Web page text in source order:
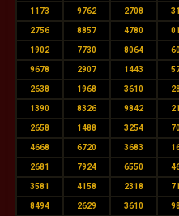
1173 9762 2708
2756 8857 4780
1902 7730 8064
9678 2907 1443
2638 1968 3610
1390 8326 9842
2658 1488 3254
4668 6720 3683
2681 7924 6550
3581 4158 2318
8494 2629 3610